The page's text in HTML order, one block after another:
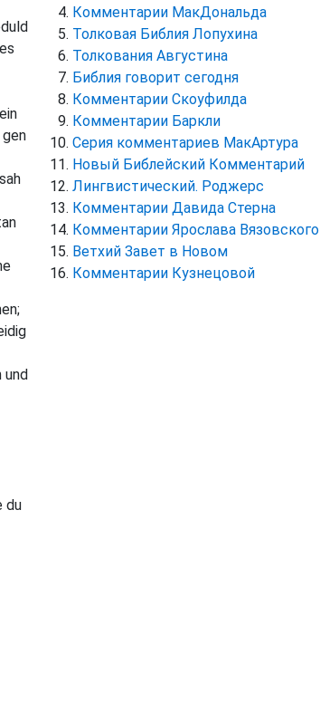
gen
und
du
Комментарии МакДональда
Толковая Библия Лопухина
Толкования Августина
Библия говорит сегодня
Комментарии Скоуфилда
Комментарии Баркли
Серия комментариев МакАртура
Новый Библейский Комментарий
Лингвистический. Роджерс
Комментарии Давида Стерна
Комментарии Ярослава Вязовского
Ветхий Завет в Новом
Комментарии Кузнецовой